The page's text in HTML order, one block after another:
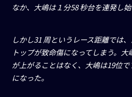
なか、大嶋は１分58秒台を連発し始
しかし31周というレース距離では
トップが致命傷になってしまう。
が上がることはなく、大嶋は19位で
になった。